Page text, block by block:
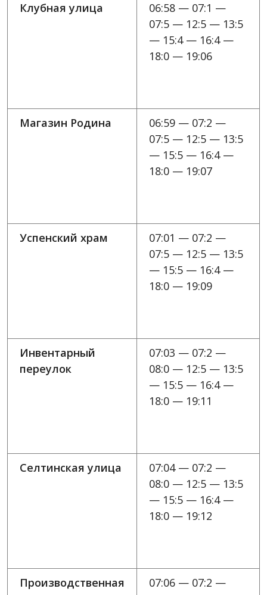
Клубная улица
06:58 — 07:1 —
07:5 — 12:5 — 13:5
— 15:4 — 16:4 —
18:0 — 19:06
Магазин Родина
06:59 — 07:2 —
07:5 — 12:5 — 13:5
— 15:5 — 16:4 —
18:0 — 19:07
Успенский храм
07:01 — 07:2 —
07:5 — 12:5 — 13:5
— 15:5 — 16:4 —
18:0 — 19:09
Инвентарный
переулок
07:03 — 07:2 —
08:0 — 12:5 — 13:5
— 15:5 — 16:4 —
18:0 — 19:11
Селтинская улица
07:04 — 07:2 —
08:0 — 12:5 — 13:5
— 15:5 — 16:4 —
18:0 — 19:12
Производственная
07:06 — 07:2 —